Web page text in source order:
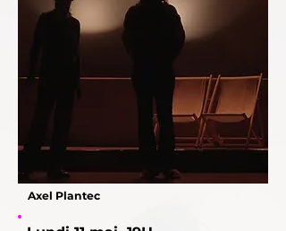
Axel Plantec